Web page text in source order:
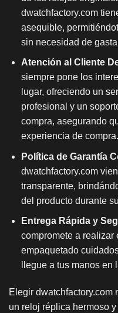
dwatchfactory.com
asequible,
sin necesidad de
Atención al Cliente
siempre pone los
lugar, ofreciendo un
profesional y un
compra, asegurando
experiencia de compra.
Política de Garantía
dwatchfactory.com
transparente,
del producto durante
Entrega Rápida y
compromete a realizar
empaquetado
llegue a tus manos
Elegir
un reloj réplica hermoso